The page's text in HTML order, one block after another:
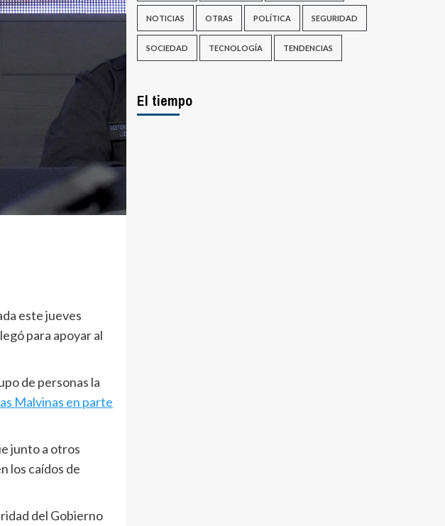
este jueves
para apoyar al
de personas la
Malvinas en parte
junto a otros
los caídos de
del Gobierno
NOTICIAS OTRAS POLÍTICA SEGURIDAD
SOCIEDAD TECNOLOGÍA TENDENCIAS
El tiempo